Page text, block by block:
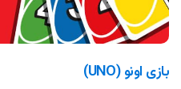
بازی اونو (UNO)